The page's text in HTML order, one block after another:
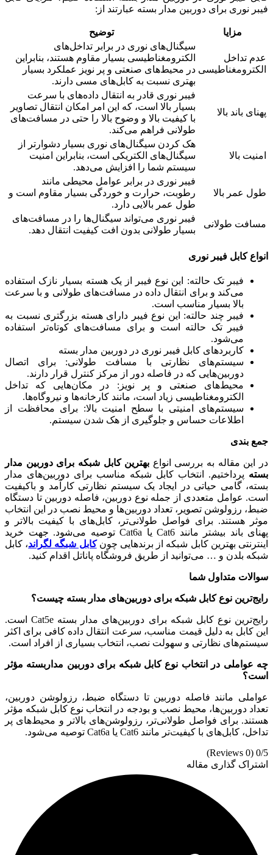
فیبر نوری برای دوربین مدار بسته عبارتند از:
مزایا توضیح
عدم تداخل
الکترومغناطیسی
سیگنال‌های نوری در برابر تداخل‌های
الکترومغناطیسی بسیار مقاوم هستند، بنابراین
در محیط‌های صنعتی و پر نویز عملکرد بسیار
بهتری نسبت به کابل‌های مسی دارند.
پهنای باند بالا
فیبر نوری قادر به انتقال داده‌های با سرعت
بسیار بالا است، که این امر امکان انتقال تصاویر
با کیفیت بالا و وضوح بالا را حتی در مسافت‌های
طولانی فراهم می‌کند.
امنیت بالا
هک کردن سیگنال‌های نوری بسیار دشوارتر از
سیگنال‌های الکتریکی است، بنابراین امنیت
سیستم شما را افزایش می‌دهد.
طول عمر بالا
فیبر نوری در برابر عوامل محیطی مانند
رطوبت، حرارت و خوردگی بسیار مقاوم است و
طول عمر بالایی دارد.
مسافت طولانی
فیبر نوری می‌تواند سیگنال‌ها را در مسافت‌های
بسیار طولانی بدون افت کیفیت انتقال دهد.
انواع کابل فیبر نوری
فیبر تک حالته: این نوع فیبر از یک هسته بسیار نازک استفاده
می‌کند و برای انتقال داده در مسافت‌های طولانی و با سرعت
بالا بسیار مناسب است.
فیبر چند حالته: این نوع فیبر دارای هسته بزرگتری نسبت به
فیبر تک حالته است و برای مسافت‌های کوتاه‌تر استفاده
می‌شود.
کاربردهای کابل فیبر نوری در دوربین مدار بسته
سیستم‌های نظارتی با مسافت طولانی: برای اتصال
دوربین‌هایی که در فاصله دور از مرکز کنترل قرار دارند.
محیط‌های صنعتی و پر نویز: در مکان‌هایی که تداخل
الکترومغناطیسی زیاد است، مانند کارخانه‌ها و نیروگاه‌ها.
سیستم‌های امنیتی با سطح امنیت بالا: برای محافظت از
اطلاعات حساس و جلوگیری از هک شدن سیستم.
جمع بندی
در این مقاله به بررسی انواع بهترین کابل شبکه برای دوربین مدار
بسته پرداختیم. انتخاب کابل شبکه مناسب برای دوربین‌های مدار
بسته، گامی حیاتی در ایجاد یک سیستم نظارتی کارآمد و باکیفیت
است. عوامل متعددی از جمله نوع دوربین، فاصله دوربین تا دستگاه
ضبط، رزولوشن تصویر، تعداد دوربین‌ها و محیط نصب در این انتخاب
موثر هستند. برای فواصل طولانی‌تر، کابل‌های با کیفیت بالاتر و
پهنای باند بیشتر مانند Cat6 یا Cat6a توصیه می‌شود. جهت خرید
اینترنتی بهترین کابل شبکه از برندهایی چونکابل شبگه لگراند، کابل
شبکه بلدن و … می‎‌توانید از طریق فروشگاه پاناتل اقدام کنید.
سوالات متداول شما
رایج‌ترین نوع کابل شبکه برای دوربین‌های مدار بسته چیست؟
رایج‌ترین نوع کابل شبکه برای دوربین‌های مدار بسته Cat5e است.
این کابل به دلیل قیمت مناسب، سرعت انتقال داده کافی برای اکثر
سیستم‌های نظارتی و سهولت نصب، انتخاب بسیاری از افراد است.
چه عواملی در انتخاب نوع کابل شبکه برای دوربین مداربسته مؤثر
است؟
عواملی مانند فاصله دوربین تا دستگاه ضبط، رزولوشن دوربین،
تعداد دوربین‌ها، محیط نصب و بودجه در انتخاب نوع کابل شبکه مؤثر
هستند. برای فواصل طولانی‌تر، رزولوشن‌های بالاتر و محیط‌های پر
تداخل، کابل‌های با کیفیت‌تر مانند Cat6 یا Cat6a توصیه می‌شود.
0/5
(0 Reviews)
اشتراک گذاری مقاله